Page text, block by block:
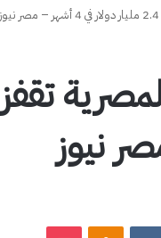
‏VKontakte